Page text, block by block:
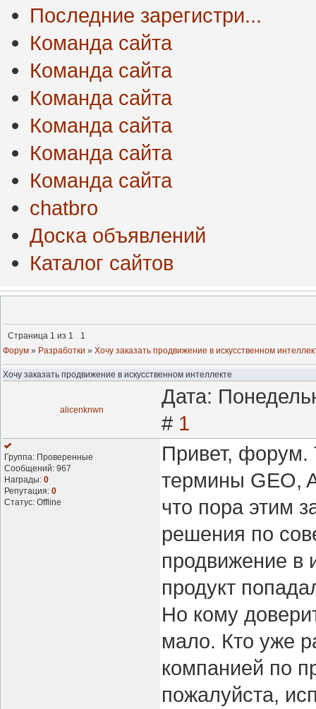
Последние зарегистри...
Команда сайта
Команда сайта
Команда сайта
Команда сайта
Команда сайта
Команда сайта
chatbro
Доска объявлений
Каталог сайтов
Страница 1 из 1
1
Форум » Разработки » Хочу заказать продвижение в искусственном
Хочу заказать продвижение в искусственном интеллекте
alicenknwn
Дата:
# 1
Группа: Проверенные
Сообщений: 967
Награды: 0
Репутация: 0
Статус: Offline
Привет,
термины GEO,
что пора этим
решения по
продвижение в
продукт
Но кому
мало. Кто уже
компанией по
пожалуйста,